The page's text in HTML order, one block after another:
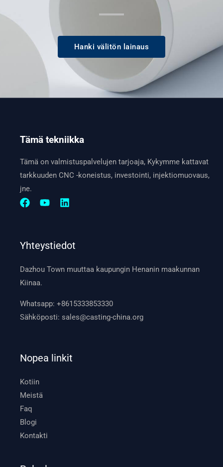
Hanki välitön lainaus
Tämä tekniikka
Tämä on valmistuspalvelujen tarjoaja, Kykymme kattavat
tarkkuuden CNC -koneistus, investointi, injektiomuovaus,
jne.
Yhteystiedot
Dazhou Town muuttaa kaupungin Henanin maakunnan
Kiinaa.
Whatsapp:+8615333853330
Sähköposti:sales@casting-china.org
Nopea linkit
Kotiin
Meistä
Faq
Blogi
Kontakti